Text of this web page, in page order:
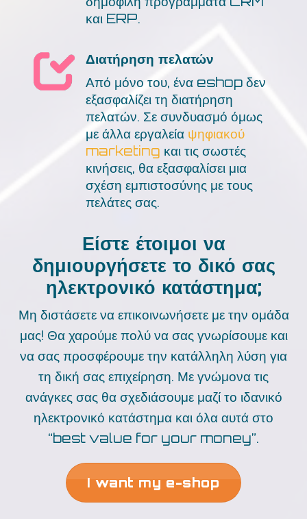
και ERP.
Διατήρηση πελατών
Από μόνο του, ένα eshop δεν
εξασφαλίζει τη διατήρηση
πελατών. Σε συνδυασμό όμως
με άλλα εργαλείαψηφιακού
marketing και τις σωστές
κινήσεις, θα εξασφαλίσει μια
σχέση εμπιστοσύνης με τους
πελάτες σας.
Είστε έτοιμοι να
δημιουργήσετε το δικό σας
ηλεκτρονικό κατάστημα;
Μη διστάσετε να επικοινωνήσετε με την ομάδα
μας! Θα χαρούμε πολύ να σας γνωρίσουμε και
να σας προσφέρουμε την κατάλληλη λύση για
τη δική σας επιχείρηση. Με γνώμονα τις
ανάγκες σας θα σχεδιάσουμε μαζί το ιδανικό
ηλεκτρονικό κατάστημα και όλα αυτά στο
“best value for your money”.
I want my e-shop